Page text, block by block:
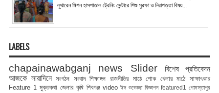
লুথারেন মিশন হাসপাতাল ট্রেনিং সেন্টারে শিশু সুরক্ষা ও নিরাপত্তা বিষয়...
LABELS
chapainawabganj news Slider
বিশেষ প্রতিবেদন
আজকে সারাদিনে সংগঠন সংবাদ শিক্ষাঙ্গন রাজনীতির মাঠে শোক খেলার মাঠে
সাক্ষাৎকার
Feature 1 মুক্তকথা জেলার কৃষি শিবগঞ্জ video ঈদ শুভেচ্ছা বিজ্ঞাপন featured1 গোমস্তাপুর